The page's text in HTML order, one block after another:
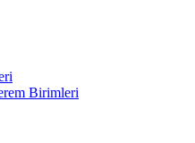
Birimleri